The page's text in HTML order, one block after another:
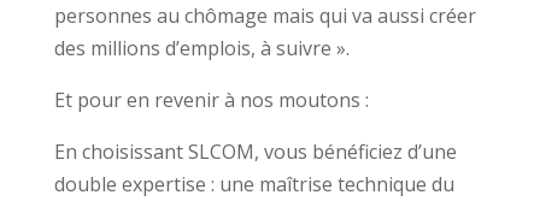
personnes au chômage mais qui va aussi créer
des millions d’emplois, à suivre ».
Et pour en revenir à nos moutons :
En choisissant SLCOM, vous bénéficiez d’une
double expertise : une maîtrise technique du